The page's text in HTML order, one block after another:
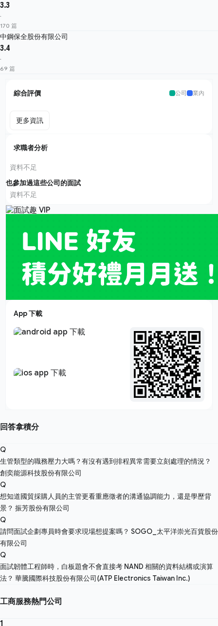
3.3
·
170 篇
中鋼保全股份有限公司
3.4
·
69 篇
綜合評價 公司 業內
更多資訊
求職者分析
資料不足
也參加過這些公司的面試
資料不足
App 下載
回答拿積分
Q
生管類型的職務壓力大嗎？有沒有遇到排程異常需要立刻處理的情況？
創奕能源科技股份有限公司
Q
想知道國貿採購人員的主管更看重應徵者的溝通協調能力，還是學歷背
景？ 振芳股份有限公司
Q
請問面試企劃專員時會要求現場想提案嗎？ SOGO_太平洋崇光百貨股份
有限公司
Q
面試韌體工程師時，白板題會不會直接考 NAND 相關的資料結構或演算
法？ 華騰國際科技股份有限公司(ATP Electronics Taiwan Inc.)
工商服務熱門公司
1